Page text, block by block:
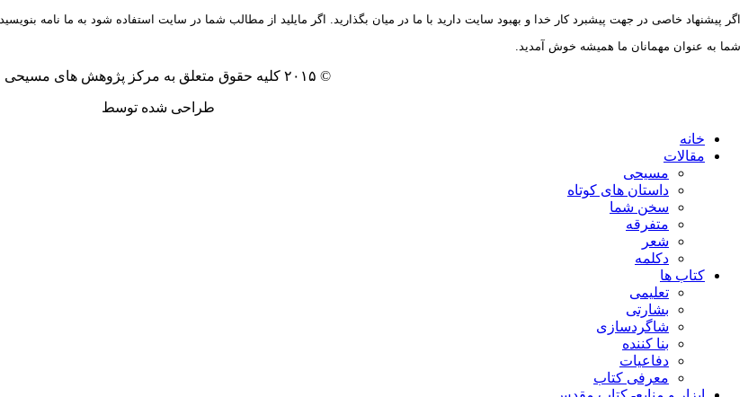
اگر پیشنهاد خاصی در جهت پیشبرد کار خدا و بهبود سایت دارید با ما در میان بگذارید. اگر مایلید از مطالب شما در سایت استفاده شود به ما نامه بنویسید.
شما به عنوان مهمانان ما همیشه خوش آمدید.
© ۲۰۱۵ کلیه حقوق متعلق به مرکز پژوهش های مسیحی میباشد.
طراحی شده توسط
خانه
مقالات
مسیحی
داستان های کوتاه
سخن شما
متفرقه
شعر
دکلمه
کتاب ها
تعلیمی
بشارتی
شاگردسازی
بنا کننده
دفاعیات
معرفی کتاب